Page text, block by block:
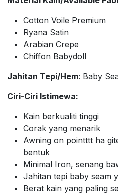
Cotton Voile Premium
Ryana Satin
Arabian Crepe
Chiffon Babydoll
Jahitan Tepi/Hem: Baby
Ciri-Ciri Istimewa:
Kain berkualiti tinggi
Corak yang menarik
Awning on pointttt ha
bentuk
Minimal Iron, senang
Jahitan tepi baby seam
Berat kain yang paling